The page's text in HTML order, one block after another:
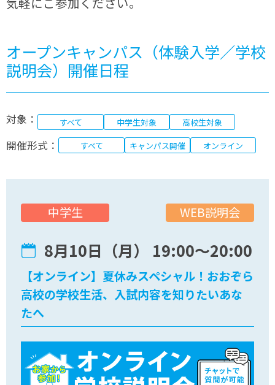
オープンキャンパス（体験入学／学校
説明会）開催日程
対象： すべて 中学生対象 高校生対象
開催形式： すべて キャンパス開催 オンライン
WEB説明会
8月10日（月） 19:00〜20:00
中学生
【オンライン】夏休みスペシャル！おおぞら
高校の学校生活、入試内容を知りたいあな
たへ